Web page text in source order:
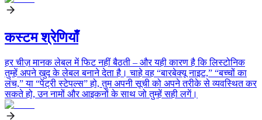
कस्टम श्रेणियाँ
हर चीज़ मानक लेबल में फिट नहीं बैठती – और यही कारण है कि लिस्टोनिक
तुम्हें अपने खुद के लेबल बनाने देता है। चाहे वह “बारबेक्यू नाइट,” “बच्चों का
लंच,” या “पेंट्री स्टेपल्स” हो, तुम अपनी सूची को अपने तरीके से व्यवस्थित कर
सकते हो, उन नामों और आइकनों के साथ जो तुम्हें सही लगें।